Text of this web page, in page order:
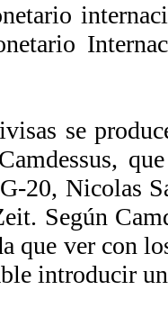
se
20, Nicolas
Según
que ver con
introducir